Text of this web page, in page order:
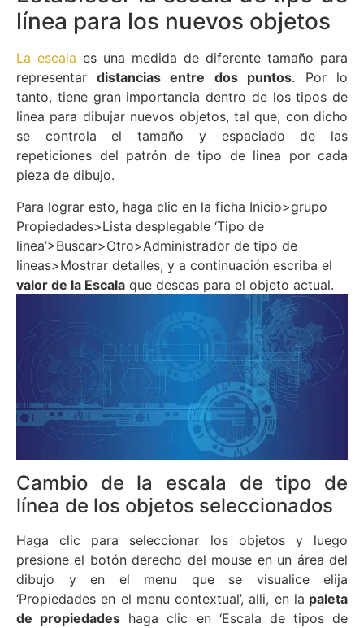
línea para los nuevos objetos
La escala es una medida de diferente tamaño para
representar distancias entre dos puntos. Por lo
tanto, tiene gran importancia dentro de los tipos de
linea para dibujar nuevos objetos, tal que, con dicho
se controla el tamaño y espaciado de las
repeticiones del patrón de tipo de linea por cada
pieza de dibujo.
Para lograr esto, haga clic en la ficha Inicio>grupo
Propiedades>Lista desplegable ‘Tipo de
linea’>Buscar>Otro>Administrador de tipo de
lineas>Mostrar detalles, y a continuación escriba el
valor de la Escala que deseas para el objeto actual.
Cambio de la escala de tipo de
línea de los objetos seleccionados
Haga clic para seleccionar los objetos y luego
presione el botón derecho del mouse en un área del
dibujo y en el menu que se visualice elija
‘Propiedades en el menu contextual’, alli, en la paleta
de propiedades haga clic en ‘Escala de tipos de